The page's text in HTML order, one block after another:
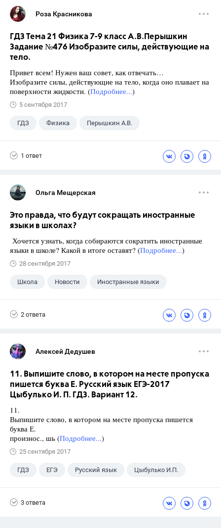
Роза Красникова
ГДЗ Тема 21 Физика 7-9 класс А.В.Перышкин
Задание №476 Изобразите силы, действующие на
тело.
Привет всем! Нужен ваш совет, как отвечать…
Изобразите силы, действующие на тело, когда оно плавает на
поверхности жидкости. (Подробнее...)
5 сентября 2017
ГДЗ Физика Перышкин А.В.
1 ответ
Ольга Мещерская
Это правда, что будут сокращать иностранные
языки в школах?
Хочется узнать, когда собираются сократить иностранные
языки в школе? Какой в итоге оставят? (Подробнее...)
28 сентября 2017
Школа Новости Иностранные языки
2 ответа
Алексей Дедушев
11. Выпишите слово, в котором на месте пропуска
пишется буква Е. Русский язык ЕГЭ-2017
Цыбулько И. П. ГДЗ. Вариант 12.
11.
Выпишите слово, в котором на месте пропуска пишется
буква Е.
произнос., шь (Подробнее...)
25 сентября 2017
ГДЗ ЕГЭ Русский язык Цыбулько И.П.
3 ответа